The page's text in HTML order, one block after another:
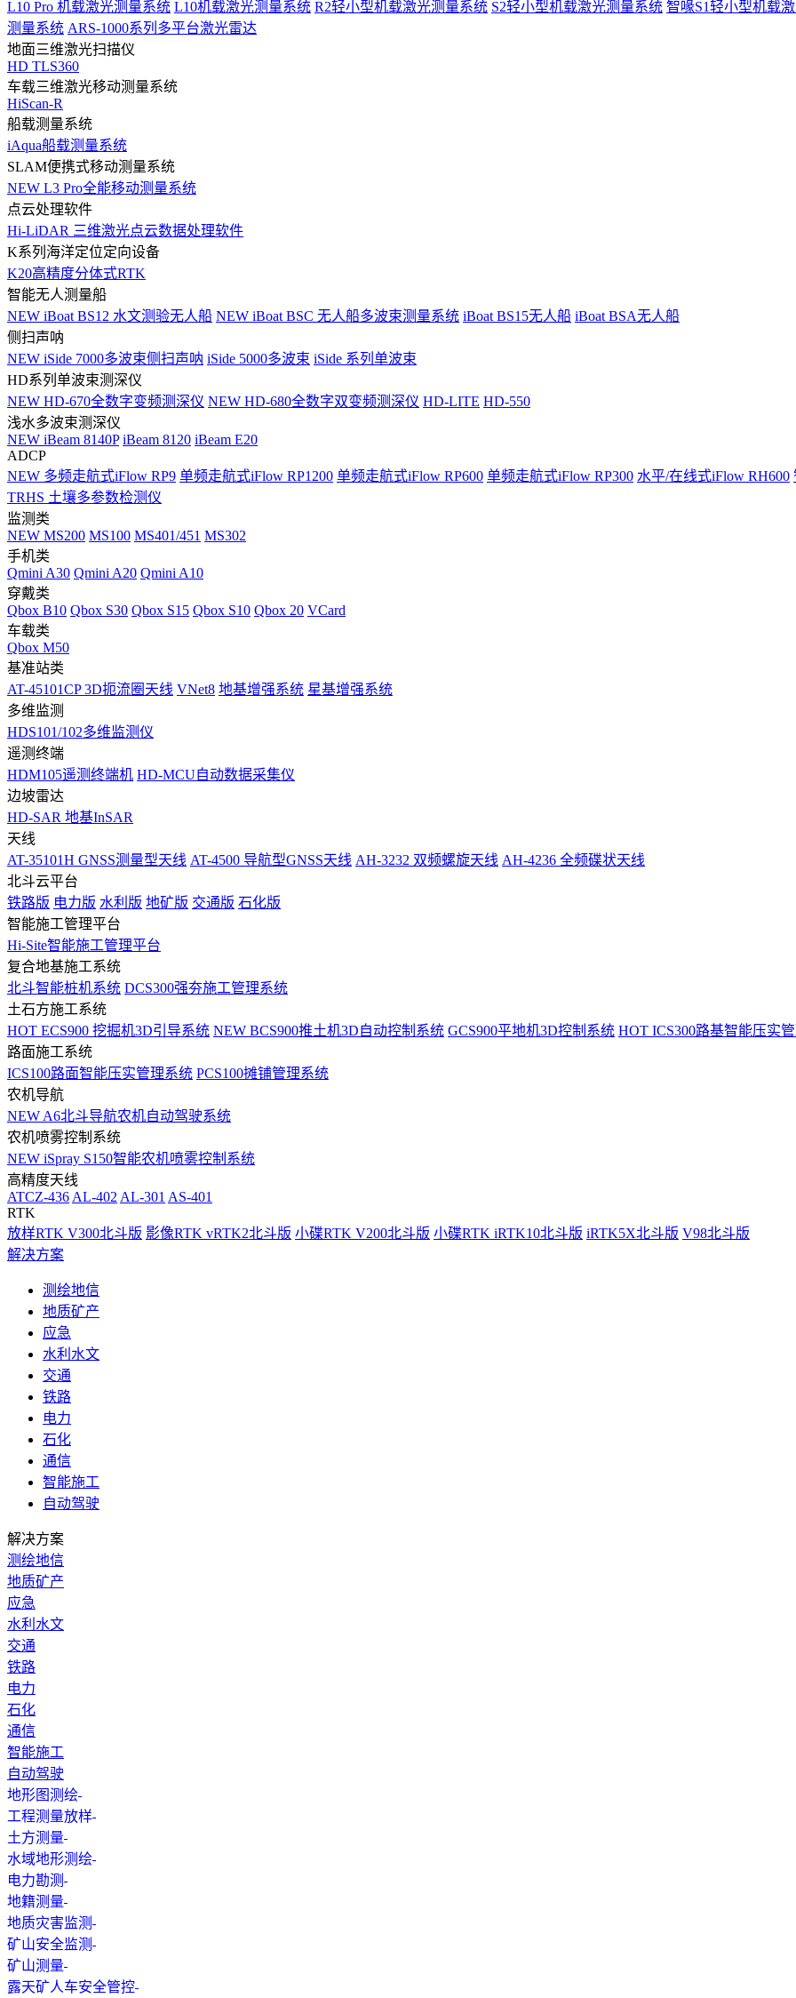
L10 Pro 机载激光测量系统 L10机载激光测量系统 R2轻小型机载激光测量系统 S2轻小型机载激光测量系统 智喙S1轻小型机载
测量系统 ARS-1000系列多平台激光雷达
地面三维激光扫描仪
HD TLS360
车载三维激光移动测量系统
HiScan-R
船载测量系统
iAqua船载测量系统
SLAM便携式移动测量系统
NEW L3 Pro全能移动测量系统
点云处理软件
Hi-LiDAR 三维激光点云数据处理软件
K系列海洋定位定向设备
K20高精度分体式RTK
智能无人测量船
NEW iBoat BS12 水文测验无人船 NEW iBoat BSC 无人船多波束测量系统 iBoat BS15无人船 iBoat BSA无人船
侧扫声呐
NEW iSide 7000多波束侧扫声呐 iSide 5000多波束 iSide 系列单波束
HD系列单波束测深仪
NEW HD-670全数字变频测深仪 NEW HD-680全数字双变频测深仪 HD-LITE HD-550
浅水多波束测深仪
NEW iBeam 8140P iBeam 8120 iBeam E20
ADCP
NEW 多频走航式iFlow RP9 单频走航式iFlow RP1200 单频走航式iFlow RP600 单频走航式iFlow RP300 水平/在线式iFlow RH600
TRHS 土壤多参数检测仪
监测类
NEW MS200 MS100 MS401/451 MS302
手机类
Qmini A30 Qmini A20 Qmini A10
穿戴类
Qbox B10 Qbox S30 Qbox S15 Qbox S10 Qbox 20 VCard
车载类
Qbox M50
基准站类
AT-45101CP 3D扼流圈天线 VNet8 地基增强系统 星基增强系统
多维监测
HDS101/102多维监测仪
遥测终端
HDM105遥测终端机 HD-MCU自动数据采集仪
边坡雷达
HD-SAR 地基InSAR
天线
AT-35101H GNSS测量型天线 AT-4500 导航型GNSS天线 AH-3232 双频螺旋天线 AH-4236 全频碟状天线
北斗云平台
铁路版 电力版 水利版 地矿版 交通版 石化版
智能施工管理平台
Hi-Site智能施工管理平台
复合地基施工系统
北斗智能桩机系统 DCS300强夯施工管理系统
土石方施工系统
HOT ECS900 挖掘机3D引导系统 NEW BCS900推土机3D自动控制系统 GCS900平地机3D控制系统 HOT ICS300路基智能压实
路面施工系统
ICS100路面智能压实管理系统 PCS100摊铺管理系统
农机导航
NEW A6北斗导航农机自动驾驶系统
农机喷雾控制系统
NEW iSpray S150智能农机喷雾控制系统
高精度天线
ATCZ-436 AL-402 AL-301 AS-401
RTK
放样RTK V300北斗版 影像RTK vRTK2北斗版 小碟RTK V200北斗版 小碟RTK iRTK10北斗版 iRTK5X北斗版 V98北斗版
解决方案
测绘地信
地质矿产
应急
水利水文
交通
铁路
电力
石化
通信
智能施工
自动驾驶
解决方案
测绘地信
地质矿产
应急
水利水文
交通
铁路
电力
石化
通信
智能施工
自动驾驶
地形图测绘
工程测量放样
土方测量
水域地形测绘
电力勘测
地籍测量
地质灾害监测
矿山安全监测
矿山测量
露天矿人车安全管控